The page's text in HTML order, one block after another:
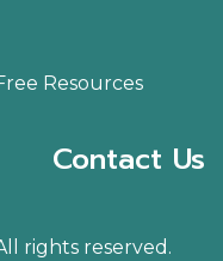
Resources
Contact Us
rights reserved.